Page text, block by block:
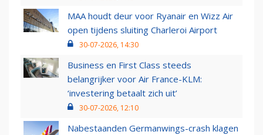
MAA houdt deur voor Ryanair en Wizz Air
open tijdens sluiting Charleroi Airport
30-07-2026, 14:30
Business en First Class steeds
belangrijker voor Air France-KLM:
‘investering betaalt zich uit’
30-07-2026, 12:10
Nabestaanden Germanwings-crash klagen